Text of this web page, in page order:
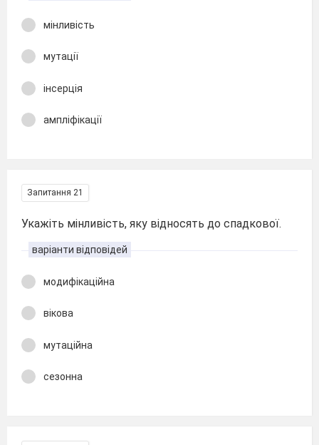
мінливість
мутації
інсерція
ампліфікації
Запитання 21
Укажіть мінливість, яку відносять до спадкової.
варіанти відповідей
модифікаційна
вікова
мутаційна
сезонна